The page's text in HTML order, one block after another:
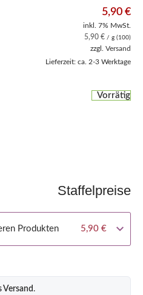
5,90 €
inkl. 7% MwSt.
5,90 € / g (100)
zzgl. Versand
Lieferzeit: ca. 2-3 Werktage
Vorrätig
Staffelpreise
Produkten 5,90 €
Versand .